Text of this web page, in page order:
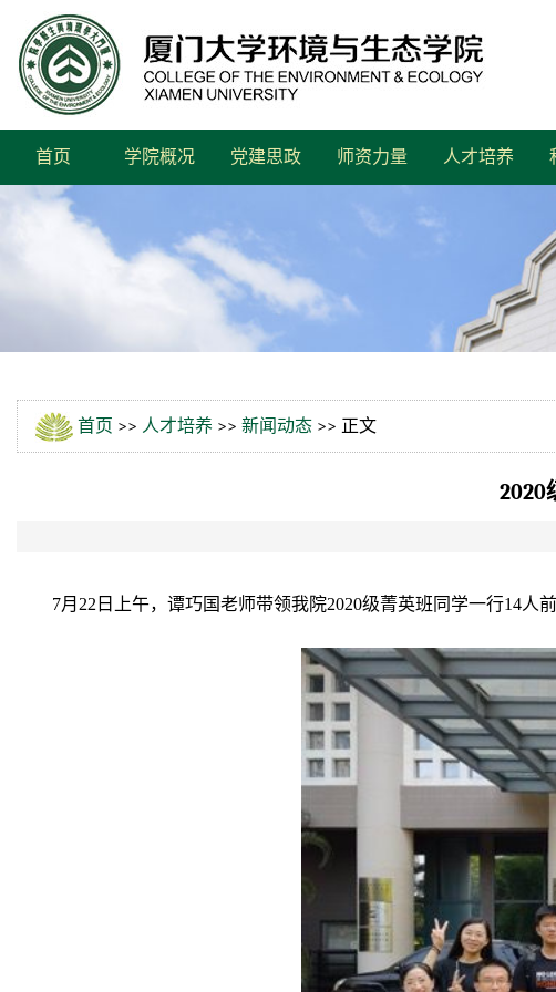
首页 学院概况 党建思政 师资力量 人才培养
首页 >> 人才培养 >> 新闻动态 >> 正文
2020
7月22日上午，谭巧国老师带领我院2020级菁英班同学一行14